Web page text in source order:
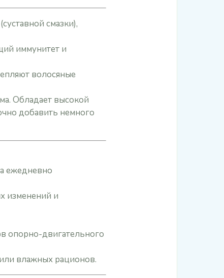
смазки),
иммунитет и
волосяные
Обладает высокой
добавить немного
ежедневно
изменений и
опорно-двигательного
влажных рационов.